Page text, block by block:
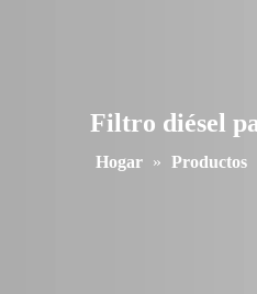
Filtro diésel
Hogar » Productos